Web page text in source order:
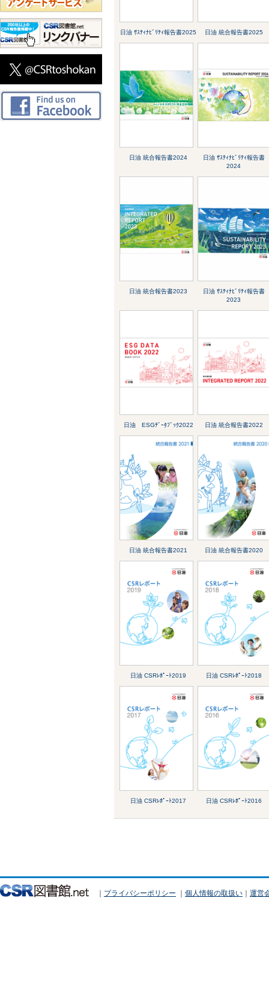
日油 ｻｽﾃｨﾅﾋﾞﾘﾃｨ報告書2025 日油 統合報告書2025
日油 統合報告書2024
日油 ｻｽﾃｨﾅﾋﾞﾘﾃｨ報告書
2024
日油 統合報告書2023
日油 ｻｽﾃｨﾅﾋﾞﾘﾃｨ報告書
2023
日油 ESGﾃﾞｰﾀﾌﾞｯｸ2022 日油 統合報告書2022
日油 統合報告書2021 日油 統合報告書2020
日油 CSRﾚﾎﾟｰﾄ2019 日油 CSRﾚﾎﾟｰﾄ2018
日油 CSRﾚﾎﾟｰﾄ2017 日油 CSRﾚﾎﾟｰﾄ2016
｜ プライバシーポリシー ｜ 個人情報の取扱い ｜ 運営